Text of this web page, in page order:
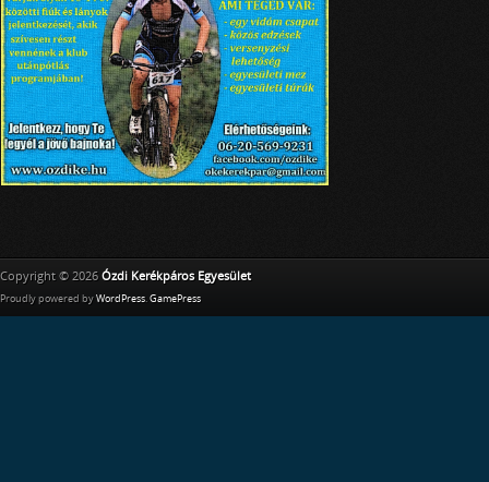
Copyright © 2026 Ózdi Kerékpáros Egyesület
Proudly powered by WordPress. GamePress